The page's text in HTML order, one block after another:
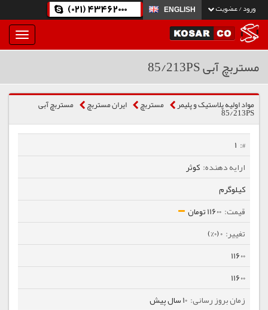
ورود / عضویت ENGLISH
(021) 43462000
بار
و
مستربچ آبی 85/213PS
مواد اولیه پلاستیک و پلیمر مستربچ ایران مستربچ مستربچ آبی
85/213PS
1
کوثر
کیلوگرم
11600 تومان
0 (0%)
11600
11600
10 سال پیش